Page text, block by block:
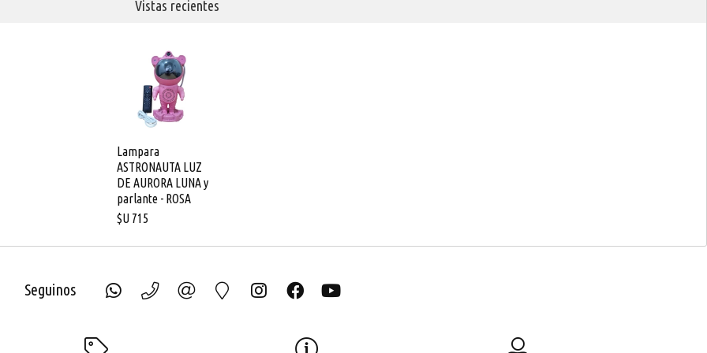
Vistas recientes
Lampara
ASTRONAUTA LUZ
DE AURORA LUNA y
parlante - ROSA
$U 715
Seguinos